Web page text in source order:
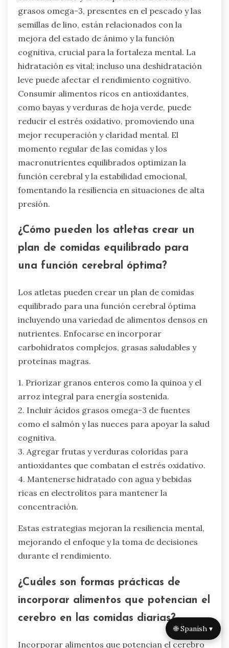
inconvenientes. Estos incluyen posibles
desequilibrios de nutrientes, dependencia de
productos no probados y descuido de enfoques
holísticos. Los suplementos pueden no abordar
problemas subyacentes o proporcionar los
nutrientes necesarios en formas efectivas.
Además, el uso excesivo puede llevar a efectos
adversos, rendimientos decrecientes o
interacciones con medicamentos. Los atletas
deben priorizar una dieta equilibrada y consultar
a profesionales para estrategias nutricionales
personalizadas.
¿Qué consejos prácticos pueden
implementar los atletas para
mejorar la resiliencia mental a
través de la nutrición?
Los atletas pueden mejorar la resiliencia mental
a través de estrategias nutricionales específicas.
Incorporar carbohidratos complejos, como
granos enteros, ayuda a mantener niveles de
energía estables, apoyando el enfoque durante el
entrenamiento y la competición. Los ácidos
grasos omega-3, presentes en el pescado y las
semillas de lino, están relacionados con la
mejora del estado de ánimo y la función
cognitiva, crucial para la fortaleza mental. La
hidratación es vital; incluso una deshidratación
leve puede afectar el rendimiento cognitivo.
Consumir alimentos ricos en antioxidantes,
reducir el estrés oxidativo, promoviendo una
mejor recuperación y claridad mental. El
momento regular de las comidas y los
macronutrientes equilibrados optimizan la
función cerebral y la estabilidad emocional,
🌐 Spanish ▾